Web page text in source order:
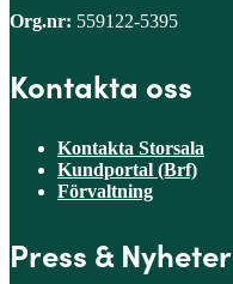
Org.nr: 559122-5395
Kontakta oss
Kontakta Storsala
Kundportal (Brf)
Förvaltning
Press & Nyheter